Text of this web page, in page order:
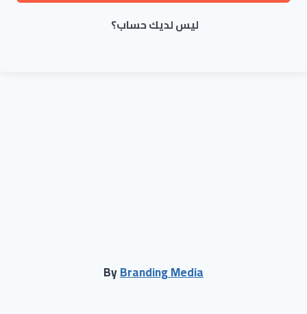
ليس لديك حساب؟
ByBranding Media